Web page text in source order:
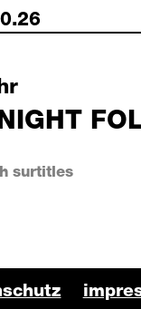
October
surtitles